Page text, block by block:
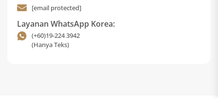
[email protected]
Layanan WhatsApp Korea:
(+60)19-224 3942
(Hanya Teks)